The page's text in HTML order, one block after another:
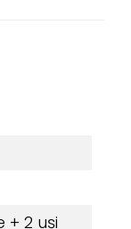
+ 2 uși